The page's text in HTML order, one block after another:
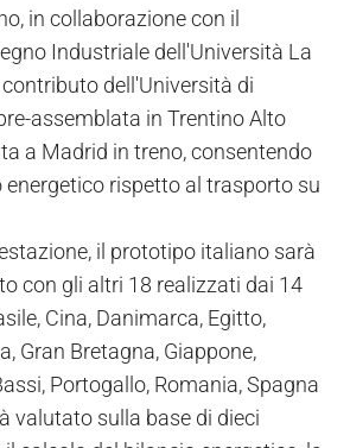
in collaborazione con il
Industriale dell'Università La
dell'Università di
assemblata in Trentino Alto
a Madrid in treno, consentendo
rispetto al trasporto su
il prototipo italiano sarà
con gli altri 18 realizzati dai 14
Cina, Danimarca, Egitto,
Gran Bretagna, Giappone,
Portogallo, Romania, Spagna
valutato sulla base di dieci